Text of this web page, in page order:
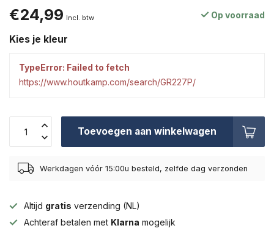
€24,99 Incl. btw Op voorraad
Kies je kleur
TypeError: Failed to fetch
https://www.houtkamp.com/search/GR227P/
Toevoegen aan winkelwagen
Werkdagen vóór 15:00u besteld, zelfde dag verzonden
Altijd gratis verzending (NL)
Achteraf betalen met Klarna mogelijk